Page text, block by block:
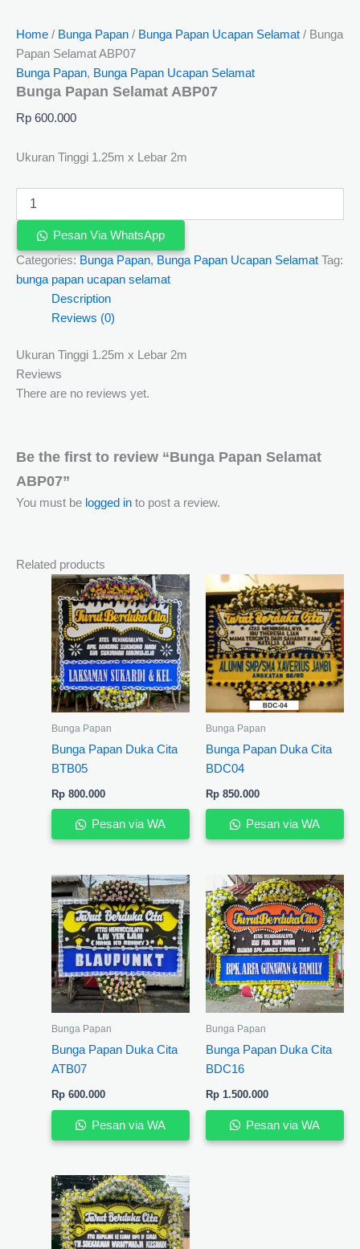
Home / Bunga Papan / Bunga Papan Ucapan Selamat / Bunga
Papan Selamat ABP07
Bunga Papan, Bunga Papan Ucapan Selamat
Bunga Papan Selamat ABP07
Rp 600.000
Ukuran Tinggi 1.25m x Lebar 2m
Pesan Via WhatsApp
Categories: Bunga Papan, Bunga Papan Ucapan Selamat Tag:
bunga papan ucapan selamat
Description
Reviews (0)
Ukuran Tinggi 1.25m x Lebar 2m
Reviews
There are no reviews yet.
Be the first to review “Bunga Papan Selamat
ABP07”
You must be logged in to post a review.
Related products
Bunga Papan
Bunga Papan Duka Cita
BTB05
Rp800.000
Pesan via WA
Bunga Papan
Bunga Papan Duka Cita
BDC04
Rp850.000
Pesan via WA
Bunga Papan
Bunga Papan Duka Cita
ATB07
Rp600.000
Pesan via WA
Bunga Papan
Bunga Papan Duka Cita
BDC16
Rp1.500.000
Pesan via WA